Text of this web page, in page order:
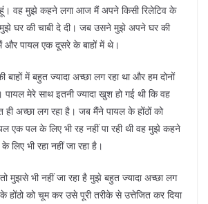
हूं। वह मुझे कहने लगा आज मैं अपने किसी रिलेटिव के
घर की चाबी दे दी। जब उसने मुझे अपने घर की
और पायल एक दूसरे के बाहों में थे।
बाहों में बहुत ज्यादा अच्छा लग रहा था और हम दोनों
मेरे साथ इतनी ज्यादा खुश हो गई थी कि वह
अच्छा लग रहा है। जब मैंने पायल के होंठों को
एक पल के लिए भी रह नहीं पा रही थी वह मुझे कहने
भी रहा नहीं जा रहा है।
मुझसे भी नहीं जा रहा है मुझे बहुत ज्यादा अच्छा लग
होंठो को चूम कर उसे पूरी तरीके से उत्तेजित कर दिया